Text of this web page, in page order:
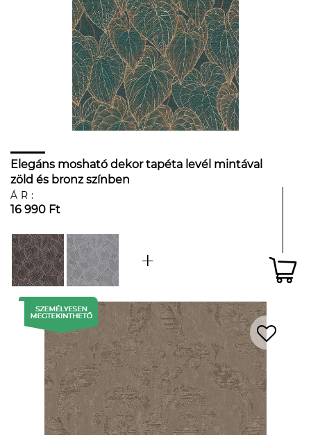
Elegáns mosható dekor tapéta levél mintával
zöld és bronz színben
ÁR:
16 990 Ft